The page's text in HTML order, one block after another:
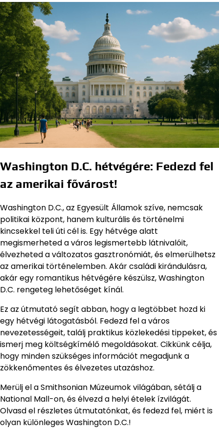
Washington D.C. hétvégére: Fedezd fel
az amerikai fővárost!
Washington D.C., az Egyesült Államok szíve, nemcsak
politikai központ, hanem kulturális és történelmi
kincsekkel teli úti cél is. Egy hétvége alatt
megismerheted a város legismertebb látnivalóit,
élvezheted a változatos gasztronómiát, és elmerülhetsz
az amerikai történelemben. Akár családi kirándulásra,
akár egy romantikus hétvégére készülsz, Washington
D.C. rengeteg lehetőséget kínál.
Ez az útmutató segít abban, hogy a legtöbbet hozd ki
egy hétvégi látogatásból. Fedezd fel a város
nevezetességeit, találj praktikus közlekedési tippeket, és
ismerj meg költségkímélő megoldásokat. Cikkünk célja,
hogy minden szükséges információt megadjunk a
zökkenőmentes és élvezetes utazáshoz.
Merülj el a Smithsonian Múzeumok világában, sétálj a
National Mall-on, és élvezd a helyi ételek ízvilágát.
Olvasd el részletes útmutatónkat, és fedezd fel, miért is
olyan különleges Washington D.C.!